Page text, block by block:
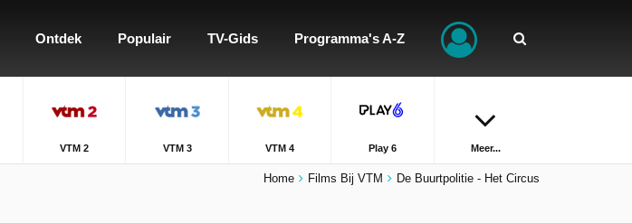
Ontdek Populair TV-Gids Programma's A-Z
VTM 2 VTM 3 VTM 4 Play 6 Meer...
Home Films Bij VTM De Buurtpolitie - Het Circus